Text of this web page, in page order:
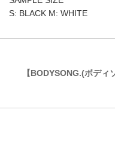
S: BLACK M: WHITE
【BODYSONG.(ボデ